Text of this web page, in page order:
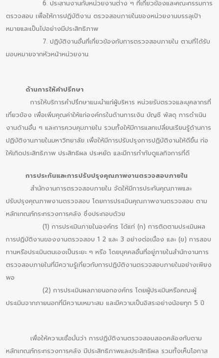
6. ประสานงานกับหน่วยงานต่าง ๆ ที่เกี่ยวข้องและคณะกรรมการ
ตรวจสอบ เพื่อให้การปฏิบัติงาน ตรวจสอบภายในของหน่วยงานบรรลุเป้า
หมายและเป็นไปอย่างมีประสิทธิภาพ
7. ปฏิบัติงานอื่นที่เกี่ยวข้องกับการตรวจสอบภายใน ตามที่ได้รับ
มอบหมายจากหัวหน้าหน่วยงาน
ด้านการให้คำปรึกษา
การให้บริการคำปรึกษาแนะนำแก่ผู้บริหาร หน่วยรับตรวจและบุคลากรที่
เกี่ยวข้อง เพื่อเพิ่มคุณค่าให้แก่องค์กรในด้านการเงิน บัญชี พัสดุ การดำเนิน
งานด้านอื่น ๆ และการควบคุมภายใน รวมทั้งให้มีการแลกเปลี่ยนเรียนรู้ด้านการ
ปฏิบัติงานภายในมหาวิทยาลัย เพื่อให้มีการปรับปรุงการปฏิบัติงานให้ดีขึ้น ก่อ
ให้เกิดประสิทธิภาพ ประสิทธิผล ประหยัด และมีการกำกับดูแลกิจการที่ดี
การประกันและการปรับปรุงคุณภาพงานตรวจสอบภายใน
สำนักงานการตรวจสอบภายใน จัดให้มีการประกันคุณภาพและ
ปรับปรุงคุณภาพงานตรวจสอบ โดยการประเมินคุณภาพงานตรวจสอบ ตาม
หลักเกณฑ์กระทรวงการคลัง ซึ่งประกอบด้วย
(1) การประเมินภายในองค์กร ได้แก่ (ก) การติดตามประเมินผล
การปฏิบัติงานของงานตรวจสอบ 1 2 และ 3 อย่างต่อเนื่อง และ (ข) การสอบ
ทานหรือประเมินตนเองเป็นระยะ ๆ หรือ โดยบุคคลอื่นที่อยู่ภายในสำนักงานการ
ตรวจสอบภายในที่มีความรู้เกี่ยวกับการปฏิบัติงานตรวจสอบภายในอย่างเพียง
พอ
(2) การประเมินผลภายนอกองค์กร โดยผู้ประเมินหรือคณะผู้
ประเมินจากภายนอกที่มีความเหมาะสม และมีความเป็นอิสระอย่างน้อยทุก 5 ปี
เพื่อให้ความเชื่อมั่นว่า การปฏิบัติงานตรวจสอบสอดคล้องกับตาม
หลักเกณฑ์กระทรวงการคลัง มีประสิทธิภาพและประสิทธิผล รวมทั้งเห็นโอกาส